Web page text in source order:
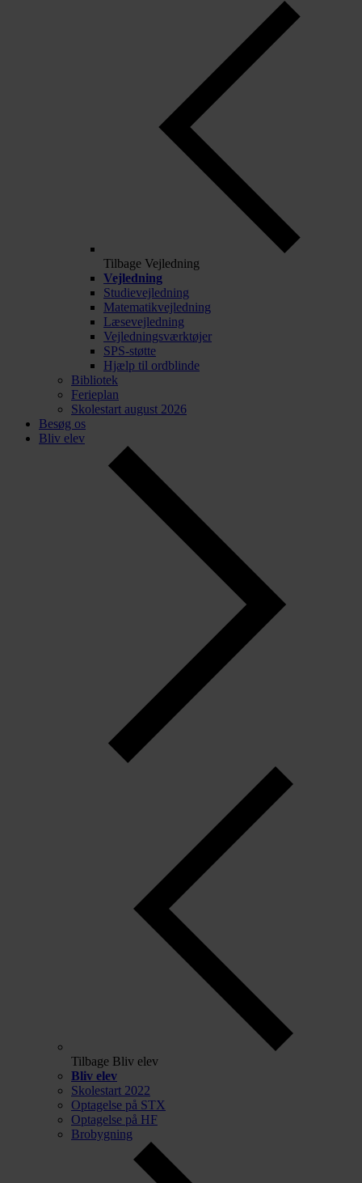
Tilbage Vejledning
Vejledning
Studievejledning
Matematikvejledning
Læsevejledning
Vejledningsværktøjer
SPS-støtte
Hjælp til ordblinde
Bibliotek
Ferieplan
Skolestart august 2026
Besøg os
Bliv elev
Tilbage Bliv elev
Bliv elev
Skolestart 2022
Optagelse på STX
Optagelse på HF
Brobygning